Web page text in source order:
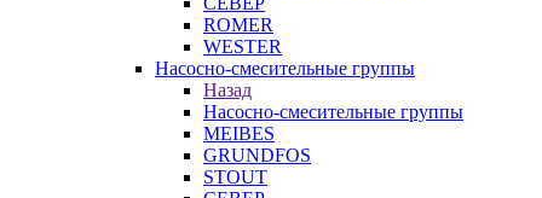
ROMER
WESTER
Насосно-смесительные группы
Назад
Насосно-смесительные группы
MEIBES
GRUNDFOS
STOUT